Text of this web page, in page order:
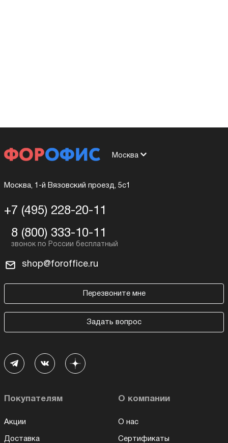
Москва
Москва, 1-й Вязовский проезд, 5с1
+7 (495) 228-20-11
8 (800) 333-10-11
shop@foroffice.ru
Перезвоните мне
Задать вопрос
Покупателям
Акции
Доставка
О компании
О нас
Сертификаты